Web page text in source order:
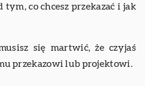
tym, co chcesz przekazać i jak
się martwić, że czyjaś
przekazowi lub projektowi.